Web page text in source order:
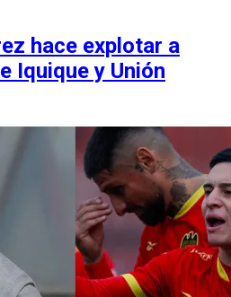
hace explotar a
Iquique y Unión